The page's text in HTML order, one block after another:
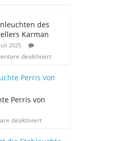
des
Karman
2025
deaktiviert
Perris von
deaktiviert